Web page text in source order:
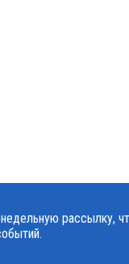
рассылку,